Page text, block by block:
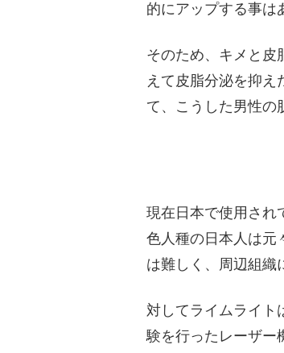
的にアップする事は
そのため、キメと皮
えて皮脂分泌を抑
て、こうした男性の
現在日本で使用され
色人種の日本人は元
は難しく、周辺組織
対してライムライト
験を行ったレーザー